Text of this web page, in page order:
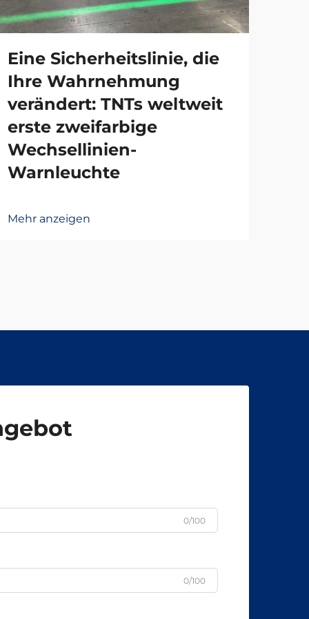
Eine Sicherheitslinie, die
Ihre Wahrnehmung
verändert: TNTs weltweit
erste zweifarbige
Wechsellinien-
Warnleuchte
Mehr anzeigen
0/100
0/100